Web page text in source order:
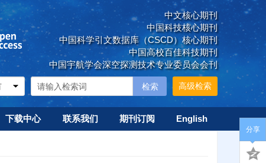
中文核心期刊
中国科技核心期刊
中国科学引文数据库（CSCD）核心期刊
中国高校百佳科技期刊
中国宇航学会深空探测技术专业委员会会刊
高级检索
下载中心 联系我们 期刊订阅 English
分享